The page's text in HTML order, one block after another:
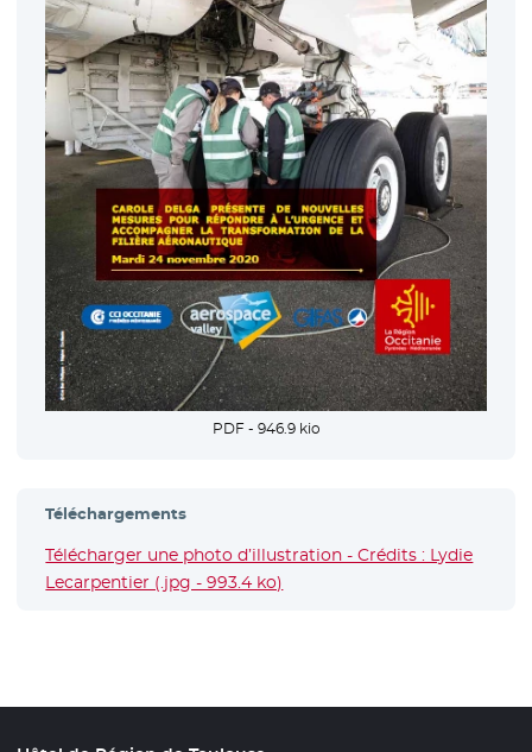
PDF - 946.9 kio
Téléchargements
Télécharger une photo d’illustration - Crédits : Lydie
Lecarpentier (.jpg - 993.4 ko)